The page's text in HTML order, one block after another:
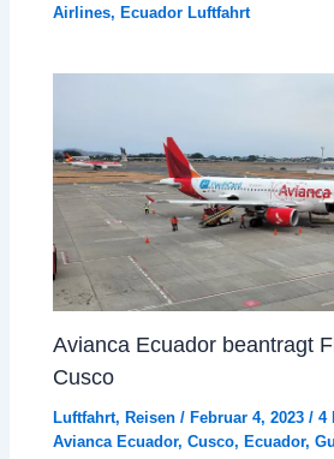
Airlines, Ecuador Luftfahrt
Avianca Ecuador beantragt
Cusco
Luftfahrt, Reisen / Februar 4, 2023/4
Avianca Ecuador,Cusco, Ecuador,